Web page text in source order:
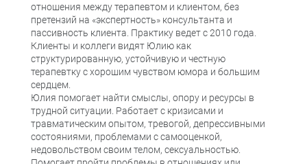
отношения между терапевтом и клиентом, без
претензий на «экспертность» консультанта и
пассивность клиента. Практику ведет с 2010 года.
Клиенты и коллеги видят Юлию как
структурированную, устойчивую и честную
терапевтку с хорошим чувством юмора и большим
сердцем.
Юлия помогает найти смыслы, опору и ресурсы в
трудной ситуации. Работает с кризисами и
травматическим опытом, тревогой, депрессивными
состояниями, проблемами с самооценкой,
недовольством своим телом, сексуальностью.